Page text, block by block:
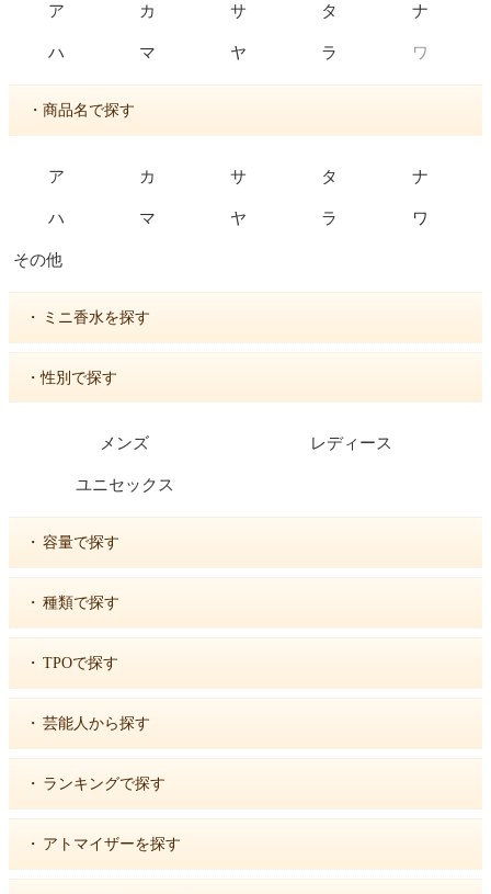
ア カ サ タ ナ
ハ マ ヤ ラ ワ
・商品名で探す
ア カ サ タ ナ
ハ マ ヤ ラ ワ
その他
・ ミニ香水を探す
・性別で探す
メンズ レディース
ユニセックス
・ 容量で探す
・ 種類で探す
・ TPOで探す
・ 芸能人から探す
・ ランキングで探す
・ アトマイザーを探す